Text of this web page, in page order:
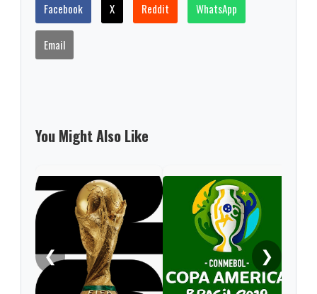
Facebook X Reddit WhatsApp
Email
You Might Also Like
❮ ❯